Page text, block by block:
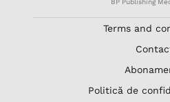
BP Publishing
Terms and
Politică de